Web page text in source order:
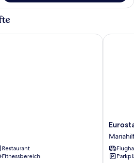
Restaurant
Fitnessbereich
Josefine
Mariahilf